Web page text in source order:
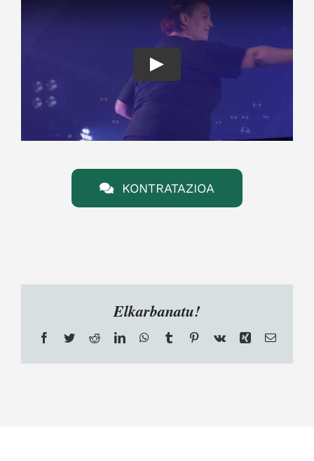
Play
KONTRATAZIOA
Elkarbanatu!
Facebook
TwitterRedditLinkedInWhatsApp
TumblrPinterest
Vk Xing Email